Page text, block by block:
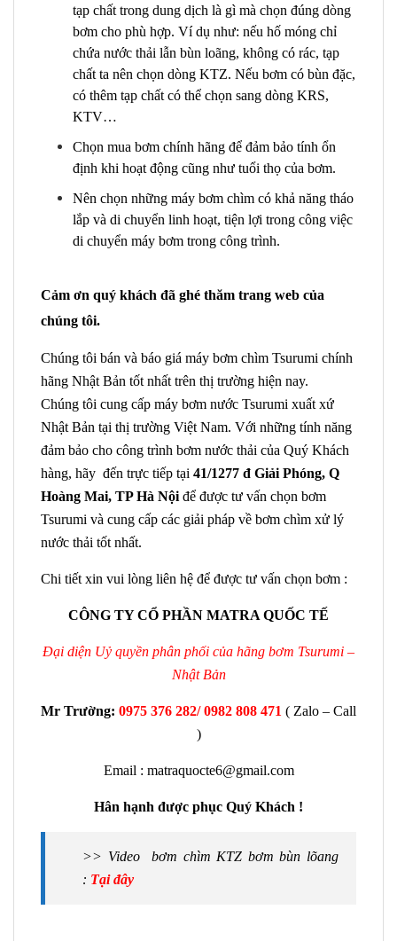
tạp chất trong dung dịch là gì mà chọn đúng dòng
bơm cho phù hợp. Ví dụ như: nếu hố móng chỉ
chứa nước thải lẫn bùn loãng, không có rác, tạp
chất ta nên chọn dòng KTZ. Nếu bơm có bùn đặc,
có thêm tạp chất có thể chọn sang dòng KRS,
KTV…
Chọn mua bơm chính hãng để đảm bảo tính ổn
định khi hoạt động cũng như tuổi thọ của bơm.
Nên chọn những máy bơm chìm có khả năng tháo
lắp và di chuyển linh hoạt, tiện lợi trong công việc
di chuyển máy bơm trong công trình.
Cảm ơn quý khách đã ghé thăm trang web của
chúng tôi.
Chúng tôi bán và báo giá máy bơm chìm Tsurumi chính
hãng Nhật Bản tốt nhất trên thị trường hiện nay.
Chúng tôi cung cấp máy bơm nước Tsurumi xuất xứ
Nhật Bản tại thị trường Việt Nam. Với những tính năng
đảm bảo cho công trình bơm nước thải của Quý Khách
hàng, hãy đến trực tiếp tại 41/1277 đ Giải Phóng, Q
Hoàng Mai, TP Hà Nội để được tư vấn chọn bơm
Tsurumi và cung cấp các giải pháp về bơm chìm xử lý
nước thải tốt nhất.
Chi tiết xin vui lòng liên hệ để được tư vấn chọn bơm :
CÔNG TY CỔ PHẦN MATRA QUỐC TẾ
Đại diện Uỷ quyền phân phối của hãng bơm Tsurumi –
Nhật Bản
Mr Trường: 0975 376 282/ 0982 808 471 ( Zalo – Call
)
Email : matraquocte6@gmail.com
Hân hạnh được phục Quý Khách !
>> Video bơm chìm KTZ bơm bùn lõang
: Tại đây